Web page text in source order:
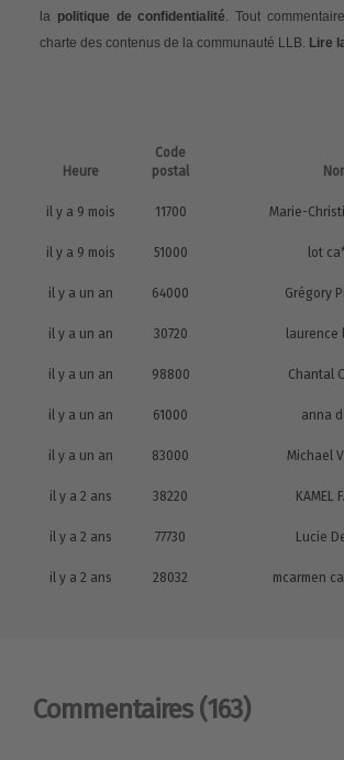
la politique de confidentialité. Tout
charte des contenus de la communauté LLB. Lire
Heure
Code
postal
il y a 9 mois 11700 Marie-
il y a 9 mois 51000 lot
il y a un an 64000 Grégory
il y a un an 30720 laurence
il y a un an 98800 Chantal
il y a un an 61000 anna
il y a un an 83000 Michael
il y a 2 ans 38220 KAMEL
il y a 2 ans 77730 Lucie
il y a 2 ans 28032 mcarmen
Commentaires (163)